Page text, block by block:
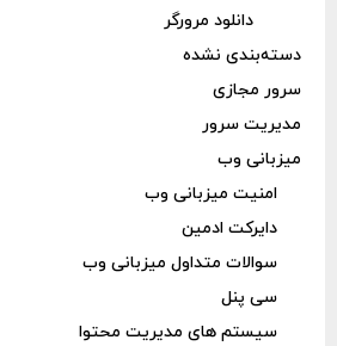
دانلود مرورگر
دسته‌بندی نشده
سرور مجازی
مدیریت سرور
میزبانی وب
امنیت میزبانی وب
دایرکت ادمین
سوالات متداول میزبانی وب
سی پنل
سیستم های مدیریت محتوا